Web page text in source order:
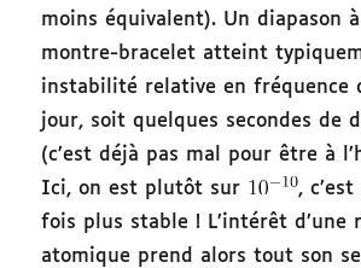
moins équivalent). Un diapason
montre-bracelet atteint
instabilité relative en fréquence
jour, soit quelques secondes de
(c’est déjà pas mal pour être à
Ici, on est plutôt sur
,
fois plus stable ! L’intérêt d’une
atomique prend alors tout son